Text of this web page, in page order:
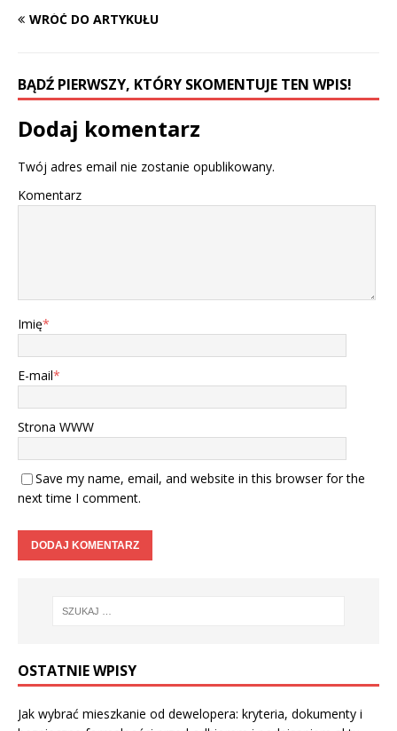
WRÓĆ DO ARTYKUŁU
BĄDŹ PIERWSZY, KTÓRY SKOMENTUJE TEN WPIS!
Dodaj komentarz
Twój adres email nie zostanie opublikowany.
Komentarz
Imię*
E-mail*
Strona WWW
Save my name, email, and website in this browser for the
next time I comment.
OSTATNIE WPISY
Jak wybrać mieszkanie od dewelopera: kryteria, dokumenty i